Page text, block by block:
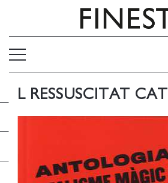
EL RESSUSCITAT CAT